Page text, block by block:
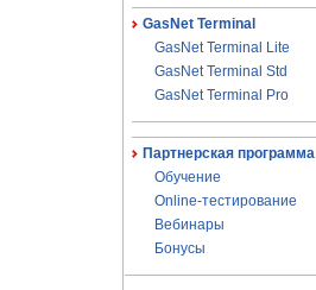
GasNet Terminal
GasNet Terminal Lite
GasNet Terminal Std
GasNet Terminal Pro
Партнерская программа
Обучение
Online-тестирование
Вебинары
Бонусы